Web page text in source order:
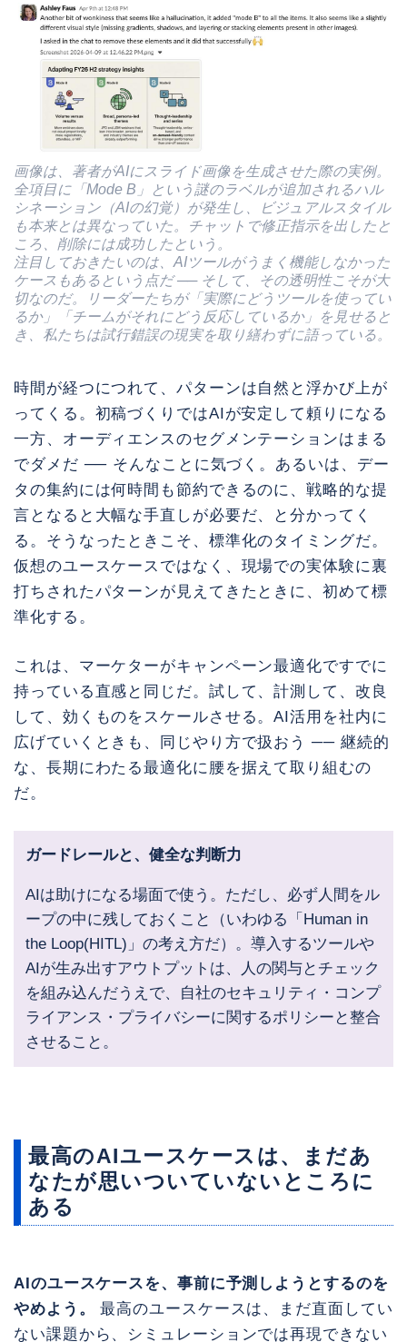
画像は、著者がAIにスライド画像を生成させた際の実例。
全項目に「Mode B」という謎のラベルが追加されるハル
シネーション（AIの幻覚）が発生し、ビジュアルスタイル
も本来とは異なっていた。チャットで修正指示を出したと
ころ、削除には成功したという。
注目しておきたいのは、AIツールがうまく機能しなかった
ケースもあるという点だ ── そして、その透明性こそが大
切なのだ。リーダーたちが「実際にどうツールを使ってい
るか」「チームがそれにどう反応しているか」を見せると
き、私たちは試行錯誤の現実を取り繕わずに語っている。
時間が経つにつれて、パターンは自然と浮かび上が
ってくる。初稿づくりではAIが安定して頼りになる
一方、オーディエンスのセグメンテーションはまる
でダメだ ── そんなことに気づく。あるいは、デー
タの集約には何時間も節約できるのに、戦略的な提
言となると大幅な手直しが必要だ、と分かってく
る。そうなったときこそ、標準化のタイミングだ。
仮想のユースケースではなく、現場での実体験に裏
打ちされたパターンが見えてきたときに、初めて標
準化する。
これは、マーケターがキャンペーン最適化ですでに
持っている直感と同じだ。試して、計測して、改良
して、効くものをスケールさせる。AI活用を社内に
広げていくときも、同じやり方で扱おう ── 継続的
な、長期にわたる最適化に腰を据えて取り組むの
だ。
ガードレールと、健全な判断力
AIは助けになる場面で使う。ただし、必ず人間をル
ープの中に残しておくこと（いわゆる「Human in
the Loop(HITL)」の考え方だ）。導入するツールや
AIが生み出すアウトプットは、人の関与とチェック
を組み込んだうえで、自社のセキュリティ・コンプ
ライアンス・プライバシーに関するポリシーと整合
させること。
最高のAIユースケースは、まだあ
なたが思いついていないところに
ある
AIのユースケースを、事前に予測しようとするのを
やめよう。
最高のユースケースは、まだ直面してい
ない課題から、シミュレーションでは再現できない